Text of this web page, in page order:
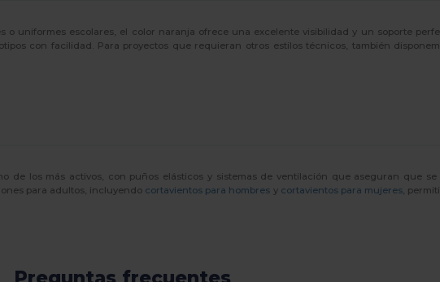
o uniformes escolares, el color naranja ofrece una excelente visibilidad y un soporte
con facilidad. Para proyectos que requieran otros estilos técnicos, también
de los más activos, con puños elásticos y sistemas de ventilación que aseguran que
para adultos, incluyendo cortavientos para hombres y cortavientos para mujeres,